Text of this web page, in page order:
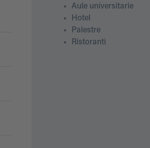
Aule universitarie
Hotel
Palestre
Ristoranti